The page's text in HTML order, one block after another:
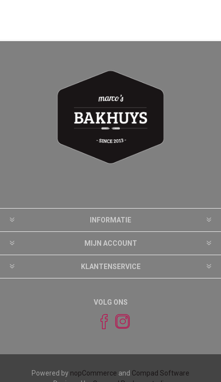
INFORMATIE
MIJN ACCOUNT
KLANTENSERVICE
VOLG ONS
Powered by nopCommerce and Compad Software